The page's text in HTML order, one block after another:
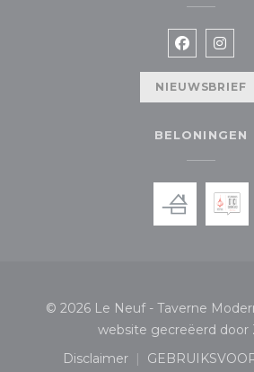
NIEUWSBRIEF
BELONINGEN
© 2026 Le Neuf - Taverne
website gecreëerd door
Disclaimer
((opent in een nieuw